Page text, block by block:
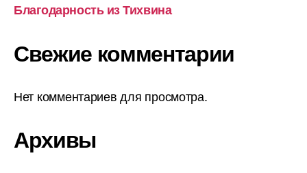
Благодарность из Тихвина
Свежие комментарии
Нет комментариев для просмотра.
Архивы